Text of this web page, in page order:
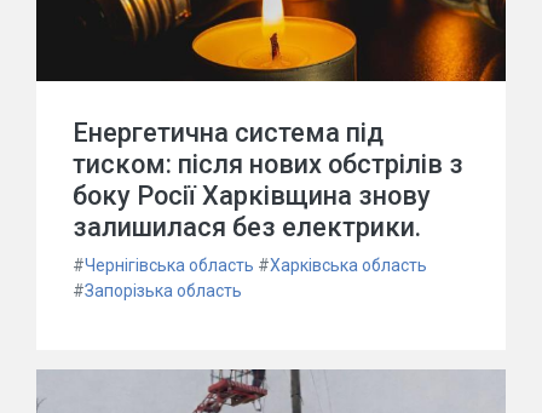
Енергетична система під
тиском: після нових обстрілів з
боку Росії Харківщина знову
залишилася без електрики.
#Чернігівська область #Харківська область
#Запорізька область